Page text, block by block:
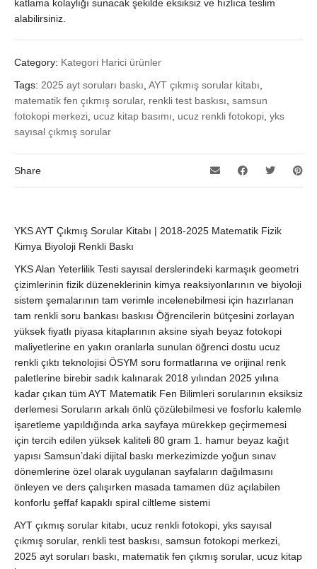
katlama kolaylığı sunacak şekilde eksiksiz ve hızlıca teslim
alabilirsiniz.
Category: Kategori Harici ürünler
Tags: 2025 ayt soruları baskı AYT çıkmış sorular kitabı
matematik fen çıkmış sorular, renkli test baskısı samsun
fotokopi merkezi ucuz kitap basımı ucuz renkli fotokopi yks
sayısal çıkmış sorular
Share
YKS AYT Çıkmış Sorular Kitabı | 2018-2025 Matematik Fizik
Kimya Biyoloji Renkli Baskı
YKS Alan Yeterlilik Testi sayısal derslerindeki karmaşık geometri
çizimlerinin fizik düzeneklerinin kimya reaksiyonlarının ve biyoloji
sistem şemalarının tam verimle incelenebilmesi için hazırlanan
tam renkli soru bankası baskısı Öğrencilerin bütçesini zorlayan
yüksek fiyatlı piyasa kitaplarının aksine siyah beyaz fotokopi
maliyetlerine en yakın oranlarla sunulan öğrenci dostu ucuz
renkli çıktı teknolojisi ÖSYM soru formatlarına ve orijinal renk
paletlerine birebir sadık kalınarak 2018 yılından 2025 yılına
kadar çıkan tüm AYT Matematik Fen Bilimleri sorularının eksiksiz
derlemesi Soruların arkalı önlü çözülebilmesi ve fosforlu kalemle
işaretleme yapıldığında arka sayfaya mürekkep geçirmemesi
için tercih edilen yüksek kaliteli 80 gram 1. hamur beyaz kağıt
yapısı Samsun’daki dijital baskı merkezimizde yoğun sınav
dönemlerine özel olarak uygulanan sayfaların dağılmasını
önleyen ve ders çalışırken masada tamamen düz açılabilen
konforlu şeffaf kapaklı spiral ciltleme sistemi
AYT çıkmış sorular kitabı, ucuz renkli fotokopi, yks sayısal
çıkmış sorular, renkli test baskısı, samsun fotokopi merkezi,
2025 ayt soruları baskı, matematik fen çıkmış sorular, ucuz kitap